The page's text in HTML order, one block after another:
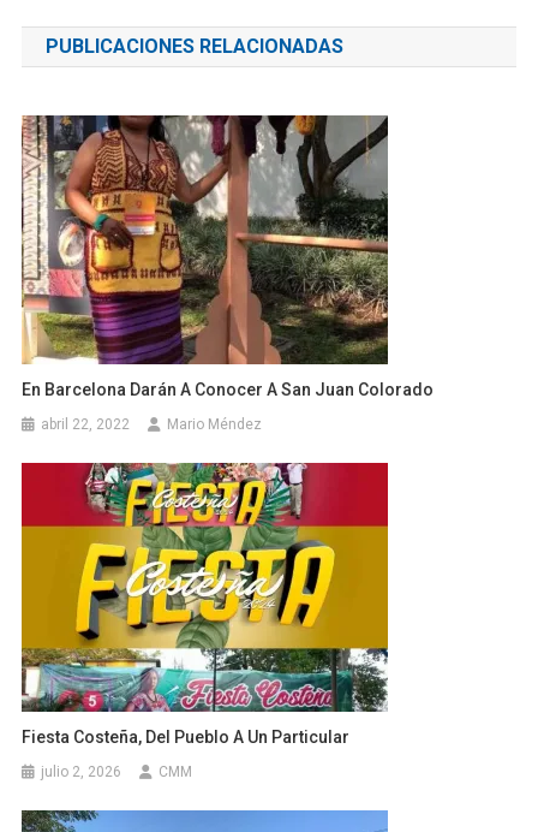
de
entradas
PUBLICACIONES RELACIONADAS
En Barcelona Darán A Conocer A San Juan Colorado
abril 22, 2022 Mario Méndez
Fiesta Costeña, Del Pueblo A Un Particular
julio 2, 2026 CMM